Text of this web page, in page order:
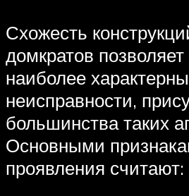
Схожесть
домкратов
наиболее
неисправности,
большинства таких
Основными
проявления считают: